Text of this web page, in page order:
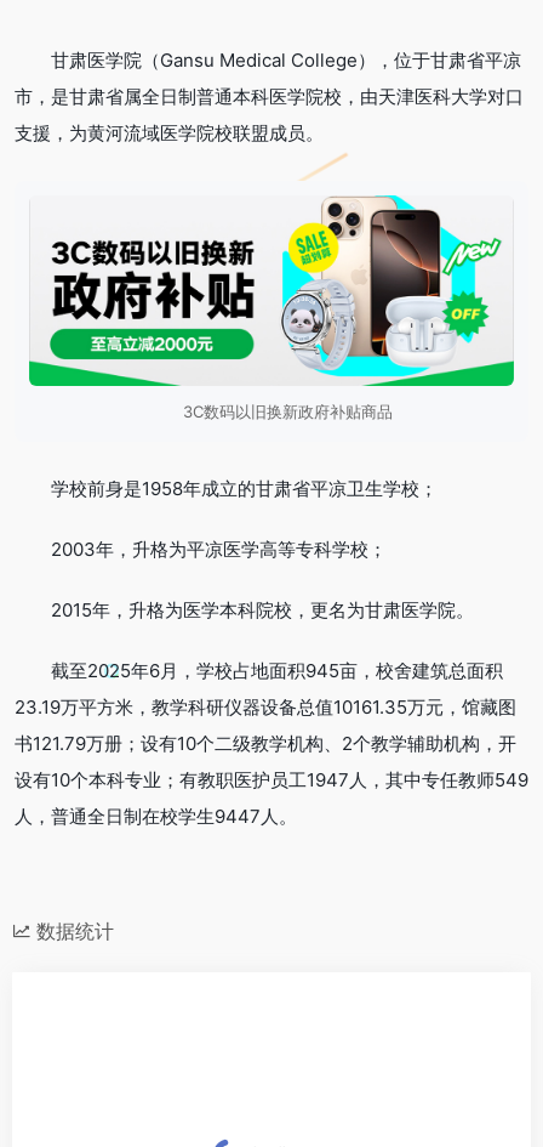
甘肃医学院（Gansu Medical College），位于甘肃省平凉
市，是甘肃省属全日制普通本科医学院校，由天津医科大学对口
支援，为黄河流域医学院校联盟成员。
3C数码以旧换新政府补贴商品
学校前身是1958年成立的甘肃省平凉卫生学校；
2003年，升格为平凉医学高等专科学校；
2015年，升格为医学本科院校，更名为甘肃医学院。
截至2025年6月，学校占地面积945亩，校舍建筑总面积
23.19万平方米，教学科研仪器设备总值10161.35万元，馆藏图
书121.79万册；设有10个二级教学机构、2个教学辅助机构，开
设有10个本科专业；有教职医护员工1947人，其中专任教师549
人，普通全日制在校学生9447人。
数据统计